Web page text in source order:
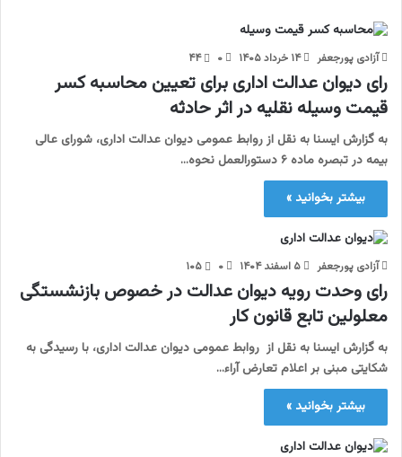
آزادی پورجعفر ۱۴ خرداد ۱۴۰۵ ۰ ۴۴
رای دیوان عدالت اداری برای تعیین محاسبه کسر
قیمت وسیله نقلیه در اثر حادثه
به گزارش ایسنا به نقل از روابط عمومی دیوان عدالت اداری، شورای عالی
بیمه در تبصره ماده ۶ دستورالعمل نحوه…
بیشتر بخوانید »
آزادی پورجعفر ۵ اسفند ۱۴۰۴ ۰ ۱۰۵
رای وحدت رویه دیوان عدالت در خصوص بازنشستگی
معلولین تابع قانون کار
به گزارش ایسنا به نقل از روابط عمومی دیوان عدالت اداری، با رسیدگی به
شکایتی مبنی بر اعلام تعارض آراء…
بیشتر بخوانید »